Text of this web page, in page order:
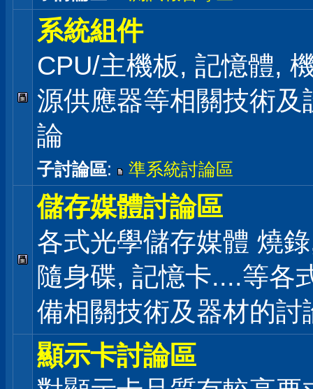
系統組件
CPU/主機板, 記憶體,
源供應器等相關技術及
論
子討論區: 準系統討論區
儲存媒體討論區
各式光學儲存媒體 燒
隨身碟, 記憶卡....等各
備相關技術及器材的討
顯示卡討論區